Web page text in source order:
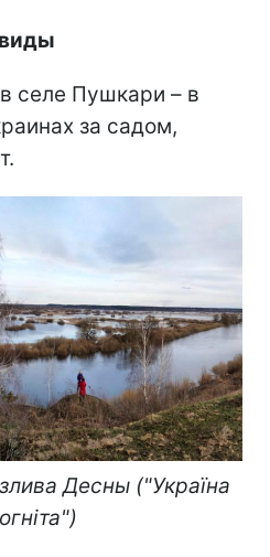
селе Пушкари – в
за садом,
Десны ("Україна